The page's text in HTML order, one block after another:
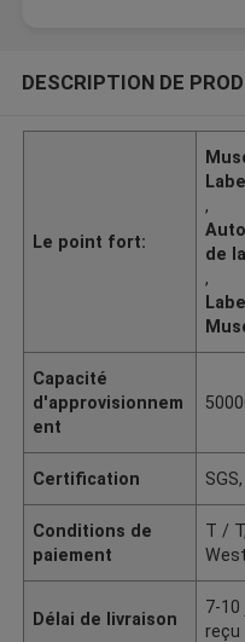
DESCRIPTION DE
Le point fort:
,
de
,
Capacité
d'approvisionnem
ent
Certification
Conditions de
paiement
T /
Délai de livraison
7-
reçu